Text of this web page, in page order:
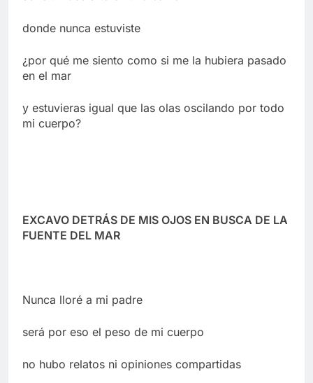
donde nunca estuviste
¿por qué me siento como si me la hubiera pasado
en el mar
y estuvieras igual que las olas oscilando por todo
mi cuerpo?
EXCAVO DETRÁS DE MIS OJOS EN BUSCA DE LA
FUENTE DEL MAR
Nunca lloré a mi padre
será por eso el peso de mi cuerpo
no hubo relatos ni opiniones compartidas